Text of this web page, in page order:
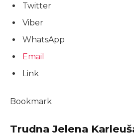
Twitter
Viber
WhatsApp
Email
Link
Bookmark
Trudna Jelena